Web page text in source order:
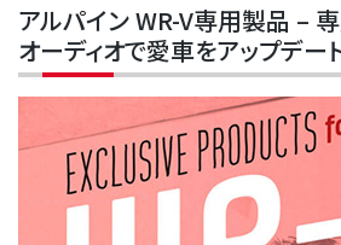
アルパイン WR-V専用製品 –
オーディオで愛車をアップデー